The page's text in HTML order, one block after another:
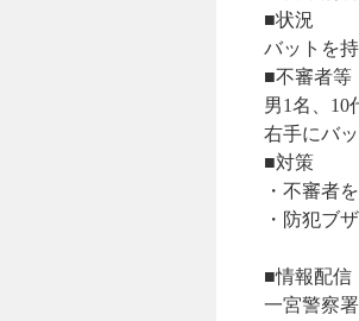
■状況
バットを
■不審者等
男1名、10
右手にバ
■対策
・不審者
・防犯ブ
■情報配信
一宮警察署